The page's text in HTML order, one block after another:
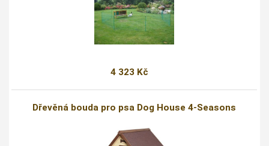
4 323 Kč
Dřevěná bouda pro psa Dog House 4-Seasons